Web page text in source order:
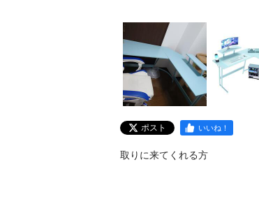
ポスト いいね！
取りに来てくれる方